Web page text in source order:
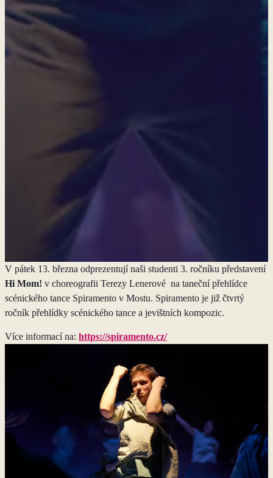
Hi Mom! v Mostu
představení v choreografii Terezy Lenerové Hi Mom! na taneční
přehlídce scénického tance Spiramento v Mostu.
V pátek 13. března odprezentují naši studenti 3. ročníku představení
Hi Mom! v choreografii Terezy Lenerové na taneční přehlídce
scénického tance Spiramento v Mostu. Spiramento je již čtvrtý
ročník přehlídky scénického tance a jevištních kompozic.
Více informací na: https://spiramento.cz/